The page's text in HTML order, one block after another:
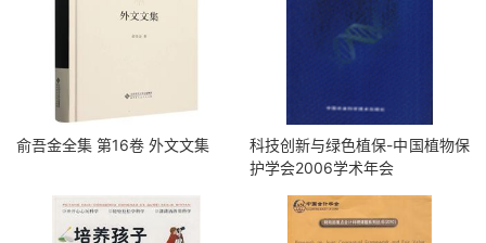
俞吾金全集 第16卷 外文文集
科技创新与绿色植保-中国植物保
护学会2006学术年会